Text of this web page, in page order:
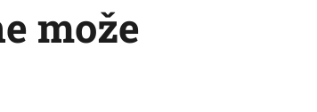
može